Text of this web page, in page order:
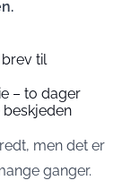
til
– to dager
men det er
ganger.